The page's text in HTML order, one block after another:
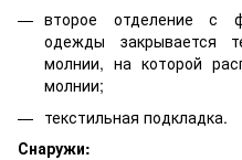
второе отделение с
одежды закрывается
молнии, на которой
молнии;
текстильная подкладка.
Снаружи: